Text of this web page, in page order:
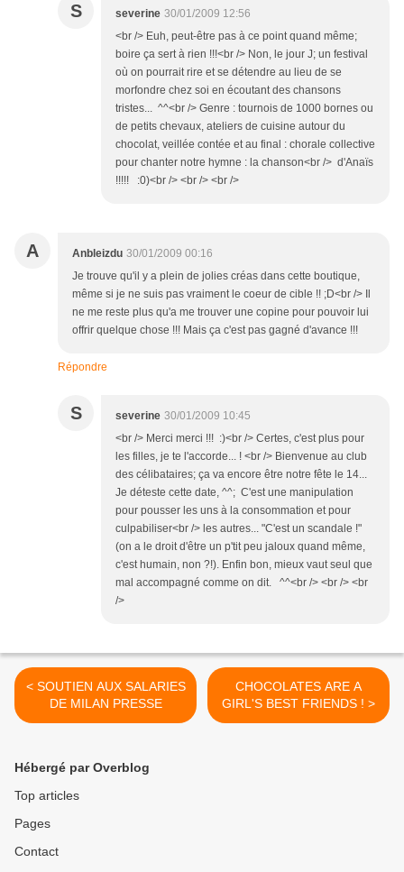
S severine 30/01/2009 12:56
<br /> Euh, peut-être pas à ce point quand même;
boire ça sert à rien !!!<br /> Non, le jour J; un festival
où on pourrait rire et se détendre au lieu de se
morfondre chez soi en écoutant des chansons
tristes... ^^<br /> Genre : tournois de 1000 bornes ou
de petits chevaux, ateliers de cuisine autour du
chocolat, veillée contée et au final : chorale collective
pour chanter notre hymne : la chanson<br /> d'Anaïs
!!!!! :0)<br /> <br /> <br />
A Anbleizdu 30/01/2009 00:16
Je trouve qu'il y a plein de jolies créas dans cette boutique,
même si je ne suis pas vraiment le coeur de cible !! ;D<br /> Il
ne me reste plus qu'a me trouver une copine pour pouvoir lui
offrir quelque chose !!! Mais ça c'est pas gagné d'avance !!!
Répondre
S severine 30/01/2009 10:45
<br /> Merci merci !!! :)<br /> Certes, c'est plus pour
les filles, je te l'accorde... ! <br /> Bienvenue au club
des célibataires; ça va encore être notre fête le 14...
Je déteste cette date, ^^; C'est une manipulation
pour pousser les uns à la consommation et pour
culpabiliser<br /> les autres... "C'est un scandale !"
(on a le droit d'être un p'tit peu jaloux quand même,
c'est humain, non ?!). Enfin bon, mieux vaut seul que
mal accompagné comme on dit. ^^<br /> <br /> <br
/>
< SOUTIEN AUX SALARIES
DE MILAN PRESSE
CHOCOLATES ARE A
GIRL'S BEST FRIENDS ! >
Hébergé par Overblog
Top articles
Pages
Contact